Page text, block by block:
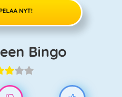
PELAA NYT!
Bingo